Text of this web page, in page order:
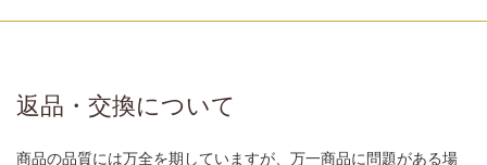
返品・交換について
商品の品質には万全を期していますが、万一商品に問題がある場